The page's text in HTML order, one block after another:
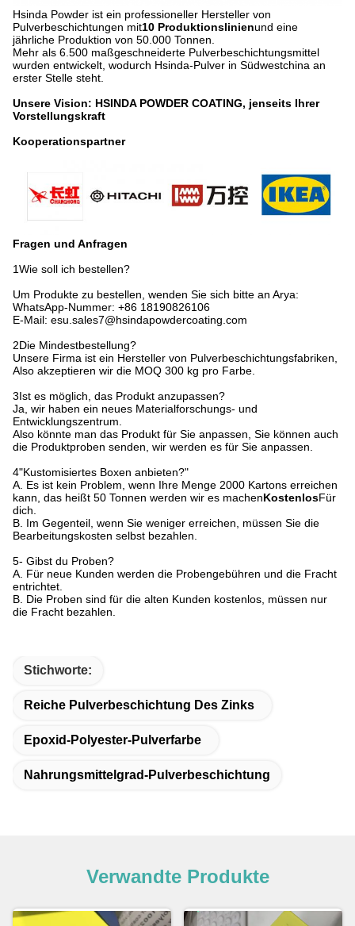
Hsinda Powder ist ein professioneller Hersteller von
Pulverbeschichtungen mit10 Produktionslinienund eine
jährliche Produktion von 50.000 Tonnen.
Mehr als 6.500 maßgeschneiderte Pulverbeschichtungsmittel
wurden entwickelt, wodurch Hsinda-Pulver in Südwestchina an
erster Stelle steht.
Unsere Vision: HSINDA POWDER COATING, jenseits Ihrer
Vorstellungskraft
Kooperationspartner
Fragen und Anfragen
1Wie soll ich bestellen?
Um Produkte zu bestellen, wenden Sie sich bitte an Arya:
WhatsApp-Nummer: +86 18190826106
E-Mail: esu.sales7@hsindapowdercoating.com
2Die Mindestbestellung?
Unsere Firma ist ein Hersteller von Pulverbeschichtungsfabriken,
Also akzeptieren wir die MOQ 300 kg pro Farbe.
3Ist es möglich, das Produkt anzupassen?
Ja, wir haben ein neues Materialforschungs- und
Entwicklungszentrum.
Also könnte man das Produkt für Sie anpassen, Sie können auch
die Produktproben senden, wir werden es für Sie anpassen.
4"Kustomisiertes Boxen anbieten?"
A. Es ist kein Problem, wenn Ihre Menge 2000 Kartons erreichen
kann, das heißt 50 Tonnen werden wir es machenKostenlosFür
dich.
B. Im Gegenteil, wenn Sie weniger erreichen, müssen Sie die
Bearbeitungskosten selbst bezahlen.
5- Gibst du Proben?
A. Für neue Kunden werden die Probengebühren und die Fracht
entrichtet.
B. Die Proben sind für die alten Kunden kostenlos, müssen nur
die Fracht bezahlen.
Stichworte:
Reiche Pulverbeschichtung Des Zinks
Epoxid-Polyester-Pulverfarbe
Nahrungsmittelgrad-Pulverbeschichtung
Verwandte Produkte